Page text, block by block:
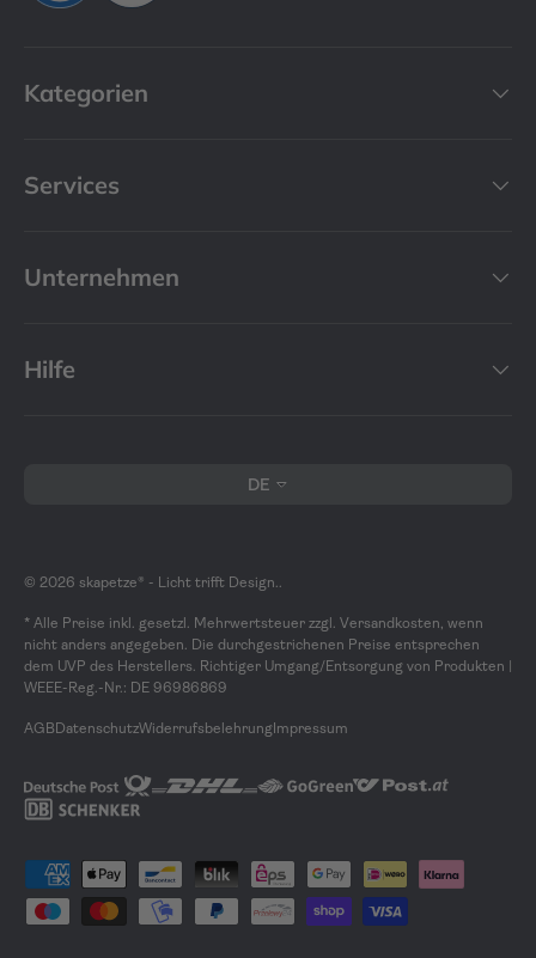
Kategorien
Services
Unternehmen
Hilfe
DE
© 2026 skapetze® - Licht trifft Design..
* Alle Preise inkl. gesetzl. Mehrwertsteuer zzgl. Versandkosten, wenn
nicht anders angegeben. Die durchgestrichenen Preise entsprechen
dem UVP des Herstellers. Richtiger Umgang/Entsorgung von Produkten |
WEEE-Reg.-Nr.: DE 96986869
AGB DatenschutzWiderrufsbelehrung Impressum
Zahlungsmethoden